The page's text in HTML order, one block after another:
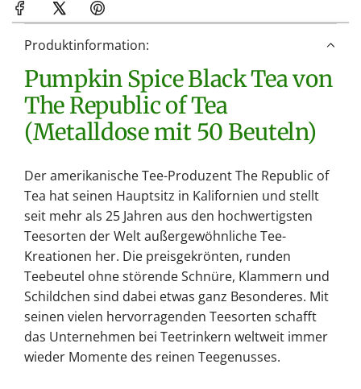
Produktinformation:
Pumpkin Spice Black Tea von
The Republic of Tea
(Metalldose mit 50 Beuteln)
Der amerikanische Tee-Produzent The Republic of
Tea hat seinen Hauptsitz in Kalifornien und stellt
seit mehr als 25 Jahren aus den hochwertigsten
Teesorten der Welt außergewöhnliche Tee-
Kreationen her. Die preisgekrönten, runden
Teebeutel ohne störende Schnüre, Klammern und
Schildchen sind dabei etwas ganz Besonderes. Mit
seinen vielen hervorragenden Teesorten schafft
das Unternehmen bei Teetrinkern weltweit immer
wieder Momente des reinen Teegenusses.